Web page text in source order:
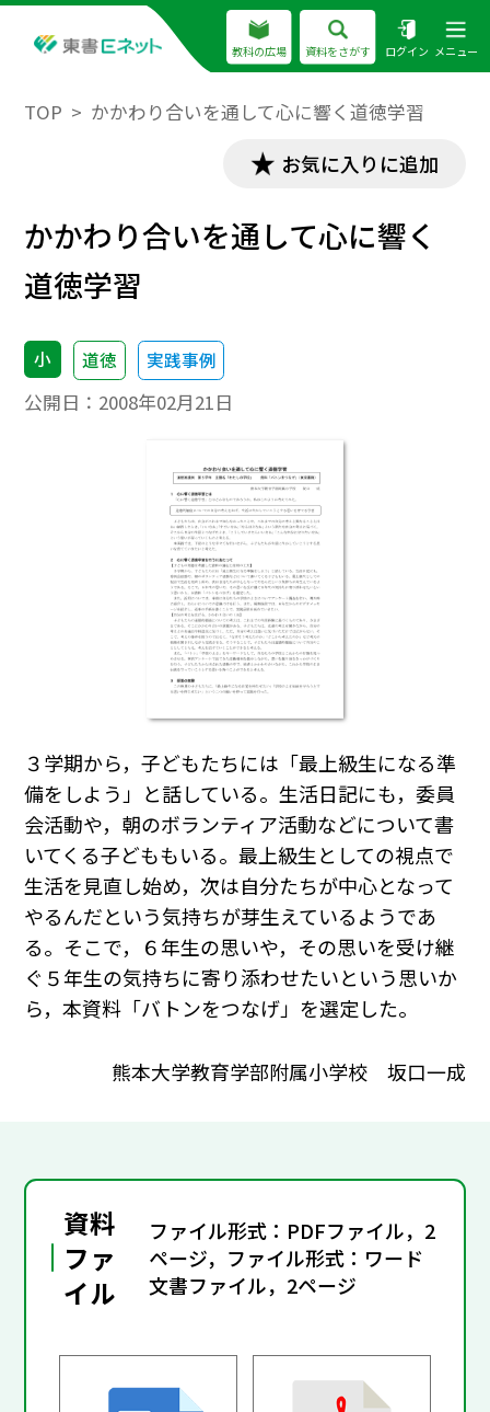
教科の広場 資料をさがす ログイン メニュー
TOP かかわり合いを通して心に響く道徳学習
お気に入りに追加
かかわり合いを通して心に響く
道徳学習
小 道徳 実践事例
公開日： 2008年02月21日
３学期から，子どもたちには「最上級生になる準
備をしよう」と話している。生活日記にも，委員
会活動や，朝のボランティア活動などについて書
いてくる子どももいる。最上級生としての視点で
生活を見直し始め，次は自分たちが中心となって
やるんだという気持ちが芽生えているようであ
る。そこで，６年生の思いや，その思いを受け継
ぐ５年生の気持ちに寄り添わせたいという思いか
ら，本資料「バトンをつなげ」を選定した。
熊本大学教育学部附属小学校 坂口一成
資料
ファ
イル
ファイル形式：PDFファイル，2
ページ，ファイル形式：ワード
文書ファイル，2ページ